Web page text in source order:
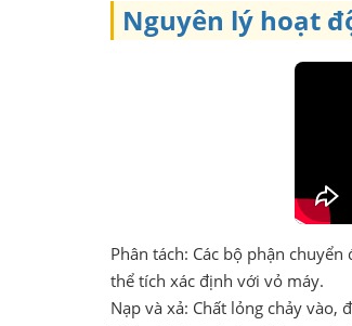
Nguyên lý hoạt
Phân tách: Các bộ phận
thể tích xác định với vỏ máy.
Nạp và xả: Chất lỏng chảy